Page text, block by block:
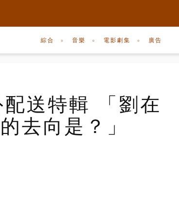
綜合 音樂 電影劇集 廣告
配送特輯 「劉在
去向是？」